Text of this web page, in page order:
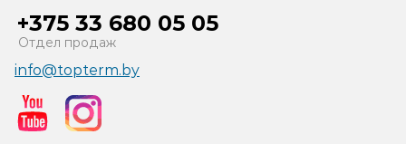
+375 33 680 05 05
Отдел продаж
info@topterm.by